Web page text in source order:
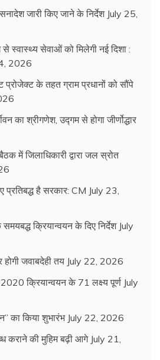
जारी किए जाने के निर्देश July 25,
स्वास्थ्य सेवाओं को मिलेगी नई दिशा :
2026
प्रोजेक्ट के तहत ग्राम प्रधानों को सौंपे
का श्रीगणेश, उद्गम से होगा जीर्णोद्धार
में जिलाधिकारी द्वारा जल स्रोत
है सरकार: CM July 23,
क्रियान्वयन के दिए निर्देश July
होगी जवाबदेही तय July 22, 2026
2020 क्रियान्वयन के 71 लक्ष्य पूर्ण July
का किया शुभारंभ July 22, 2026
कराने की मुहिम बढ़ी आगे July 21,